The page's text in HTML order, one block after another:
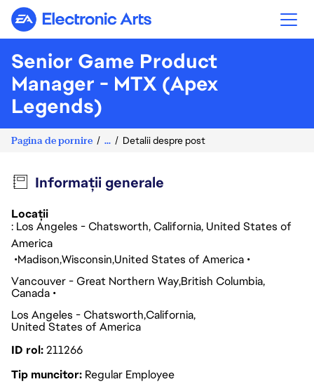
Electronic Arts
Senior Game Product
Manager - MTX (Apex
Legends)
Pagina de pornire ... Detalii despre post
Informații generale
Locații
: Los Angeles - Chatsworth, California, United States of
America
MadisonWisconsin United States of America
Vancouver - Great Northern WayBritish Columbia
Canada
Los Angeles - ChatsworthCalifornia
United States of America
ID rol211266
Tip muncitor Regular Employee